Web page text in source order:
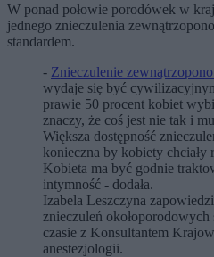
W ponad połowie porodówek w
jednego znieczulenia
standardem.
- Znieczulenie
wydaje się być
prawie 50 procent kobiet
znaczy, że coś jest nie tak i
Większa dostępność
konieczna by kobiety
Kobieta ma być godnie
intymność - dodała.
Izabela Leszczyna
znieczuleń
czasie z Konsultantem
anestezjologii.